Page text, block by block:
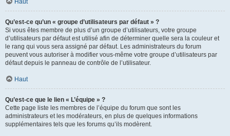
Haut
Qu’est-ce qu’un « groupe d’utilisateurs par défaut » ?
Si vous êtes membre de plus d’un groupe d’utilisateurs, votre groupe
d’utilisateurs par défaut est utilisé afin de déterminer quelle sera la couleur et
le rang qui vous sera assigné par défaut. Les administrateurs du forum
peuvent vous autoriser à modifier vous-même votre groupe d’utilisateurs par
défaut depuis le panneau de contrôle de l’utilisateur.
Haut
Qu’est-ce que le lien « L’équipe » ?
Cette page liste les membres de l’équipe du forum que sont les
administrateurs et les modérateurs, en plus de quelques informations
supplémentaires tels que les forums qu’ils modèrent.